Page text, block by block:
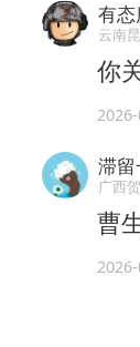
有
云南
你
滞留
广西
曹